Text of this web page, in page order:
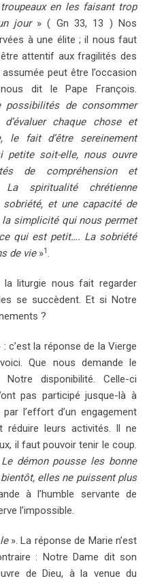
en les faisant trop
jour» ( Gn 33, 13 ) Nos
à une élite ; il nous faut
attentif aux fragilités des
peut être l’occasion
nous dit le Pape François.
possibilités de consommer
chaque chose et
le fait d’être sereinement
petite soit-elle, nous ouvre
de compréhension et
La spiritualité chrétienne
et une capacité de
la simplicité qui nous permet
qui est petit…. La sobriété
de vie»1.
la liturgie nous fait regarder
se succèdent. Et si Notre
?
c’est la réponse de la Vierge
Que nous demande le
disponibilité. Celle-ci
pas participé jusque-là à
l’effort d’un engagement
réduire leurs activités. Il ne
il faut pouvoir tenir le coup.
Le démon pousse les bonne
elles ne puissent plus
à l’humble servante de
l’impossible.
». La réponse de Marie n’est
: Notre Dame dit son
de Dieu, à la venue du